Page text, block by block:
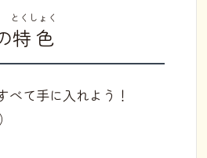
特色
とくしょく
べて手に入れよう！